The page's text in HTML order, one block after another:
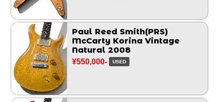
Paul Reed Smith(PRS)
McCarty Korina Vintage
Natural 2008
¥550,000- USED